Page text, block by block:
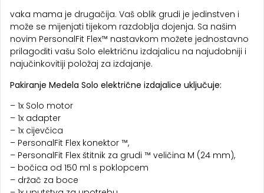
vaka mama je drugačija. Vaš oblik grudi je jedinstven i
može se mijenjati tijekom razdoblja dojenja. Sa našim
novim PersonalFit Flex™ nastavkom možete jednostavno
prilagoditi vašu Solo električnu izdajalicu na najudobniji i
najučinkovitiji položaj za izdajanje.
Pakiranje Medela Solo električne izdajalice uključuje:
– 1x Solo motor
– 1x adapter
– 1x cijevčica
– PersonalFit Flex konektor ™,
– PersonalFit Flex štitnik za grudi ™ veličina M (24 mm),
– bočica od 150 ml s poklopcem
– držač za boce